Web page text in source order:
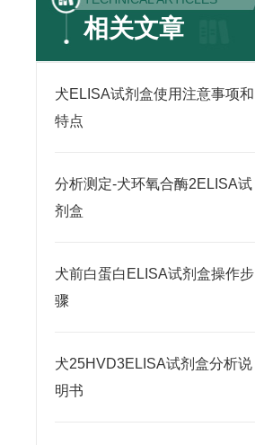
相关文章
犬ELISA试剂盒使用注意事项和
特点
分析测定-犬环氧合酶2ELISA试
剂盒
犬前白蛋白ELISA试剂盒操作步
骤
犬25HVD3ELISA试剂盒分析说
明书